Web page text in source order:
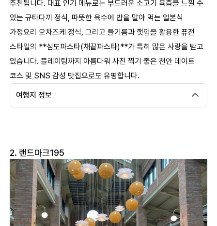
추천됩니다. 대표 인기 메뉴로는 부드러운 소고기 육즙을 느낄 수
있는 규타다끼 정식, 따뜻한 육수에 밥을 말아 먹는 일본식
가정요리 오차즈케 정식, 그리고 들기름과 깻잎을 활용한 퓨전
스타일의 **심도파스타(채끝파스타)**가 특히 많은 사랑을 받고
있습니다. 플레이팅까지 아름다워 사진 찍기 좋은 천안 데이트
코스 및 SNS 감성 맛집으로도 유명합니다. ​
여행지 정보
2. 랜드마크195